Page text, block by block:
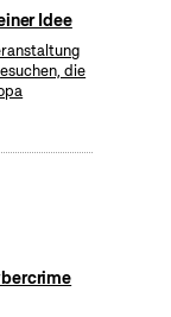
Idee
die